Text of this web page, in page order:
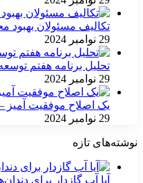
تکالیف مسئولان
29 نوامبر 2024
تحلیل برنامه هفتم
29 نوامبر 2024
یک اصلاح موفقیت آمیز
29 نوامبر 2024
نوشته‌های تازه
آیا آب گازدار برای